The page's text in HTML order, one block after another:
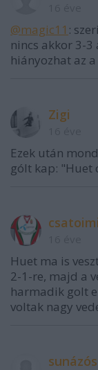
@magic11 :
nincs akkor 3-
hiányozhat az
Zigi
Ezek után
gólt kap: "Huet
csatoimi
Huet ma is
2-1-re, majd a
harmadik golt
voltak nagy